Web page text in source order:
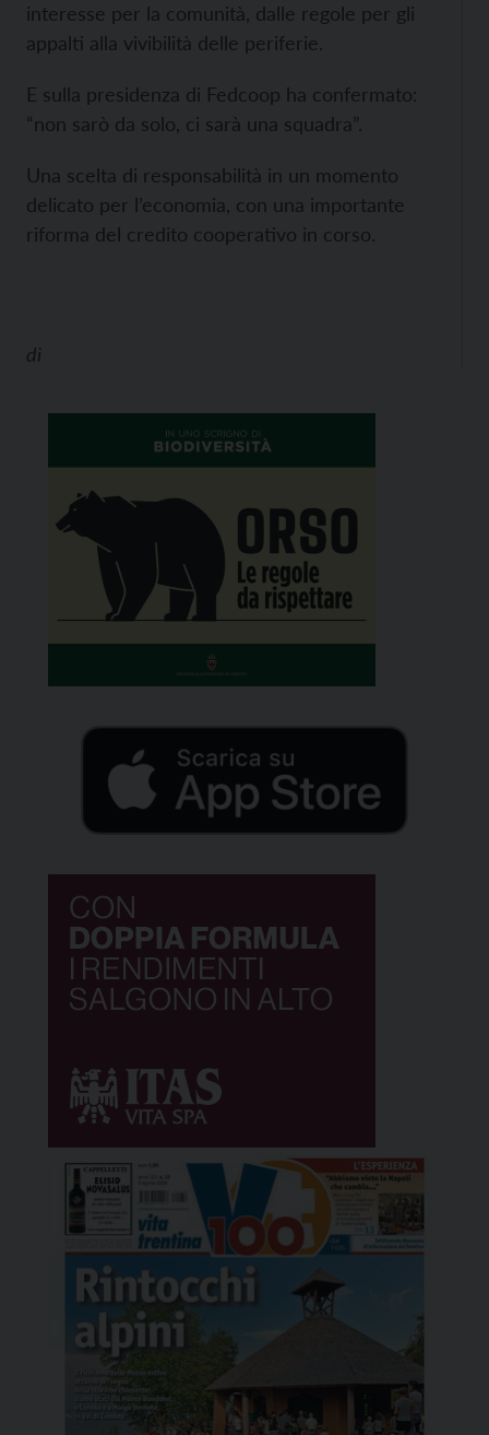
interesse per la comunità, dalle regole per gli
appalti alla vivibilità delle periferie.
E sulla presidenza di Fedcoop ha confermato:
“non sarò da solo, ci sarà una squadra”.
Una scelta di responsabilità in un momento
delicato per l’economia, con una importante
riforma del credito cooperativo in corso.
di